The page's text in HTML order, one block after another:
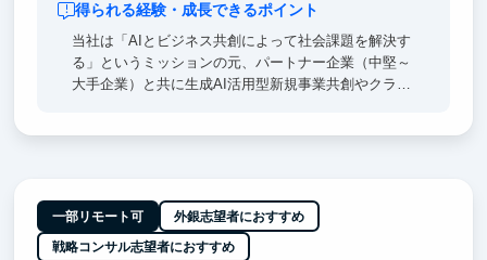
得られる経験・成長できるポイント
当社は「AIとビジネス共創によって社会課題を解決す
る」というミッションの元、パートナー企業（中堅～
大手企業）と共に生成AI活用型新規事業共創やクライ
実現させていくフェーズがあり、戦略/業務/ITコンサ
ルそれぞれの素養が必要になるため、当社にはそれぞ
一部リモート可 外銀志望者におすすめ
戦略コンサル志望者におすすめ